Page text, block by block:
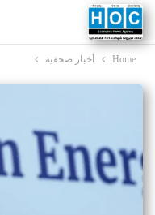
Home أخبار صحفية